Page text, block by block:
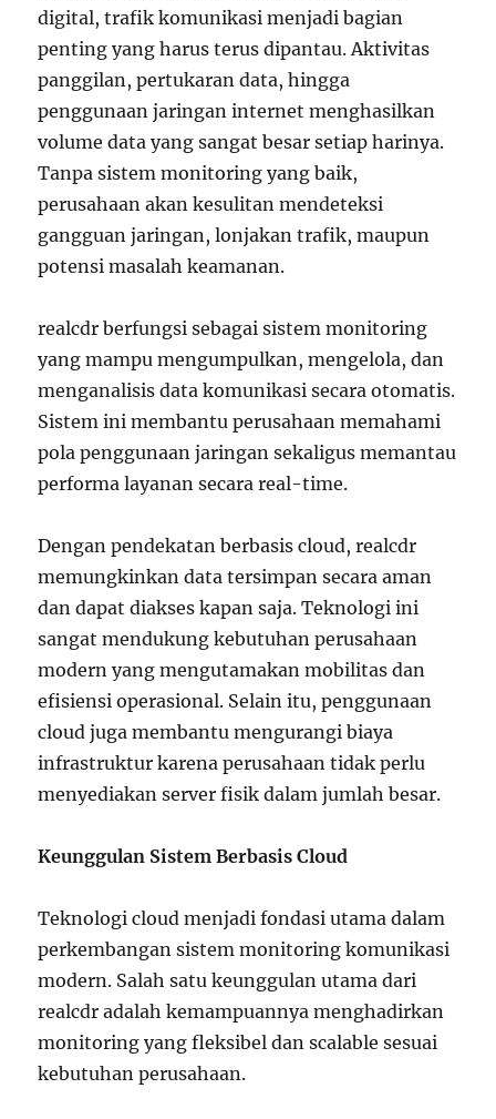
digital, trafik komunikasi menjadi bagian
penting yang harus terus dipantau. Aktivitas
panggilan, pertukaran data, hingga
penggunaan jaringan internet menghasilkan
volume data yang sangat besar setiap harinya.
Tanpa sistem monitoring yang baik,
perusahaan akan kesulitan mendeteksi
gangguan jaringan, lonjakan trafik, maupun
potensi masalah keamanan.
realcdr berfungsi sebagai sistem monitoring
yang mampu mengumpulkan, mengelola, dan
menganalisis data komunikasi secara otomatis.
Sistem ini membantu perusahaan memahami
pola penggunaan jaringan sekaligus memantau
performa layanan secara real-time.
Dengan pendekatan berbasis cloud, realcdr
memungkinkan data tersimpan secara aman
dan dapat diakses kapan saja. Teknologi ini
sangat mendukung kebutuhan perusahaan
modern yang mengutamakan mobilitas dan
efisiensi operasional. Selain itu, penggunaan
cloud juga membantu mengurangi biaya
infrastruktur karena perusahaan tidak perlu
menyediakan server fisik dalam jumlah besar.
Keunggulan Sistem Berbasis Cloud
Teknologi cloud menjadi fondasi utama dalam
perkembangan sistem monitoring komunikasi
modern. Salah satu keunggulan utama dari
realcdr adalah kemampuannya menghadirkan
monitoring yang fleksibel dan scalable sesuai
kebutuhan perusahaan.